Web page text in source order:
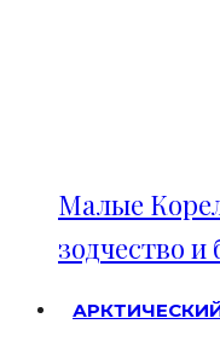
Малые
зодчество